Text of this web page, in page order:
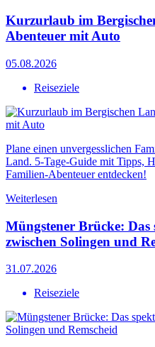
Kurzurlaub im
Abenteuer mit Auto
05.08.2026
Reiseziele
Plane einen unvergesslichen
Land. 5-Tage-Guide mit Tipps,
Familien-Abenteuer entdecken!
Weiterlesen
Müngstener Brücke:
zwischen Solingen und
31.07.2026
Reiseziele